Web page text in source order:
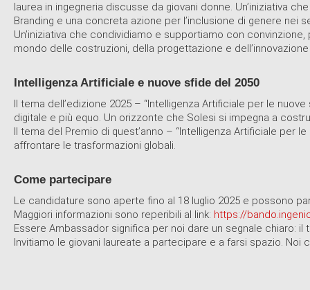
laurea in ingegneria discusse da giovani donne. Un’iniziativa
Branding e una concreta azione per l’inclusione di genere nei
Un’iniziativa che condividiamo e supportiamo con
mondo delle costruzioni, della progettazione e
Intelligenza Artificiale e nuove sfide del 2050
Il tema dell’edizione 2025 – “Intelligenza Artificiale per le
digitale e più equo. Un orizzonte che Solesi si impegna a
Il tema del Premio di quest’anno – “Intelligenza Artificiale per
affrontare le trasformazioni globali.
Come partecipare
Le candidature sono aperte fino al 18 luglio 2025 e possono
Maggiori informazioni sono reperibili al link: https://
Essere Ambassador significa per noi dare un segnale chiaro:
Invitiamo le giovani laureate a partecipare e a farsi spazio. Noi